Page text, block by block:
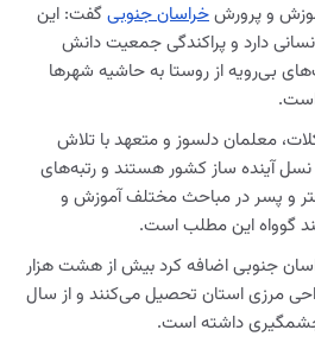
و پرورشخراسان جنوبیگفت: این
دارد و پراکندگی جمعیت دانش
بی‌رویه از روستا به حاشیه شهر‌ها
معلمان دلسوز و متعهد با تلاش
آینده ساز کشور هستند و رتبه‌های
و پسر در مباحث مختلف آموزش و
گوواه این مطلب است.
جنوبی اضافه کرد بیش از هشت هزار
مرزی استان تحصیل می‌کنند و از سال